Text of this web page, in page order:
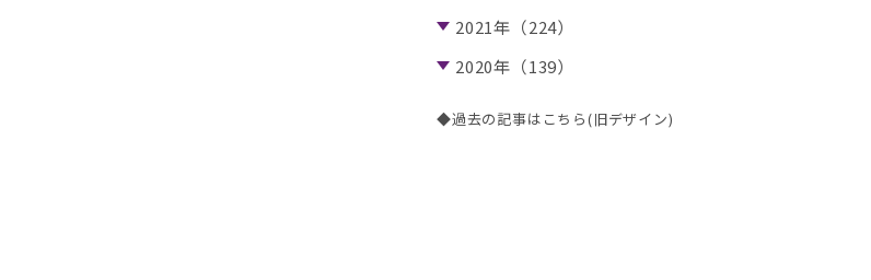
2021年（224）
2020年（139）
◆過去の記事はこちら(旧デザイン)